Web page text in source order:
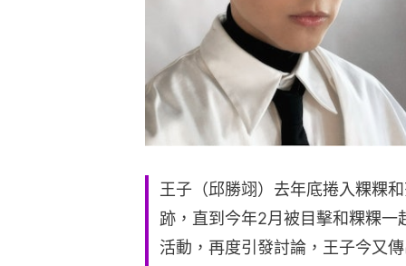
王子（邱勝翊）去年底捲入粿粿
跡，直到今年2月被目擊和粿粿
活動，再度引發討論，王子今又